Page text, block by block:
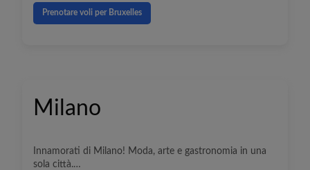
Prenotare voli per Bruxelles
Milano
Innamorati di Milano! Moda, arte e gastronomia in una
sola città.